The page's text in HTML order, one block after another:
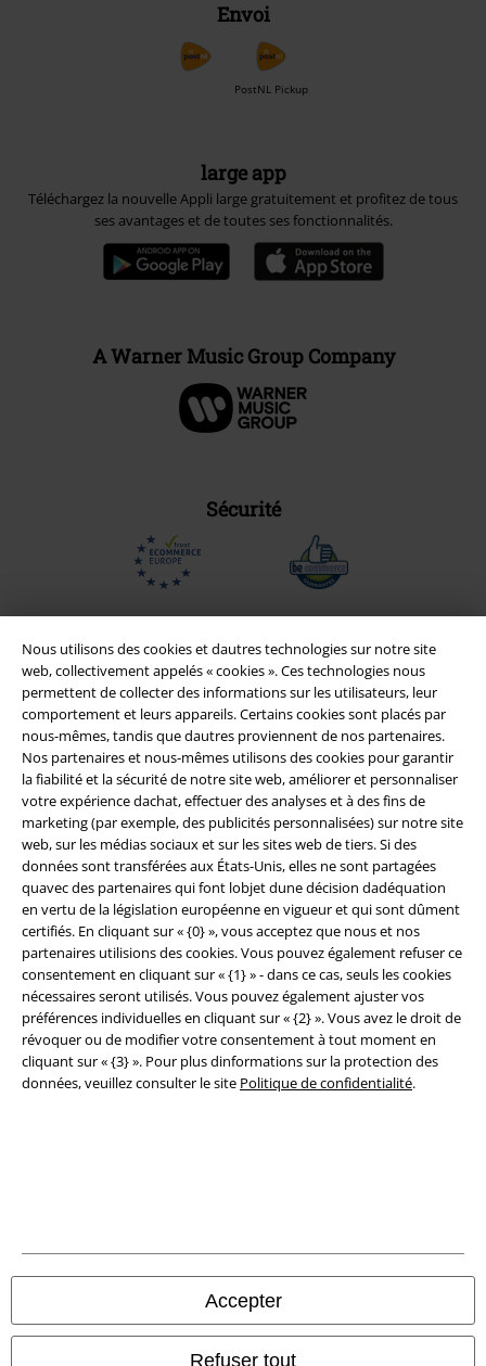
Nous utilisons des cookies et dautres technologies sur notre site
web, collectivement appelés « cookies ». Ces technologies nous
permettent de collecter des informations sur les utilisateurs, leur
comportement et leurs appareils. Certains cookies sont placés par
nous-mêmes, tandis que dautres proviennent de nos partenaires.
Nos partenaires et nous-mêmes utilisons des cookies pour garantir
la fiabilité et la sécurité de notre site web, améliorer et personnaliser
votre expérience dachat, effectuer des analyses et à des fins de
marketing (par exemple, des publicités personnalisées) sur notre site
web, sur les médias sociaux et sur les sites web de tiers. Si des
données sont transférées aux États-Unis, elles ne sont partagées
quavec des partenaires qui font lobjet dune décision dadéquation
en vertu de la législation européenne en vigueur et qui sont dûment
certifiés. En cliquant sur « {0} », vous acceptez que nous et nos
partenaires utilisions des cookies. Vous pouvez également refuser ce
consentement en cliquant sur « {1} » - dans ce cas, seuls les cookies
nécessaires seront utilisés. Vous pouvez également ajuster vos
préférences individuelles en cliquant sur « {2} ». Vous avez le droit de
révoquer ou de modifier votre consentement à tout moment en
cliquant sur « {3} ». Pour plus dinformations sur la protection des
données, veuillez consulter le site Politique de confidentialité.
Accepter
Refuser tout
Envoi
PostNL Pickup
large app
Téléchargez la nouvelle Appli large gratuitement et profitez de tous
ses avantages et de toutes ses fonctionnalités.
A Warner Music Group Company
Sécurité
Légal
Conditions générales
Éditeur
Clauses de confidentialité
Élimination des déchets et protection de l'environnement
Déclaration de Conformité
Tous nos prix sont T.T.C. Cependant, ils ne comprennent pasles frais
denvoi.
© 1986-2026 Large Popmerchandising BV